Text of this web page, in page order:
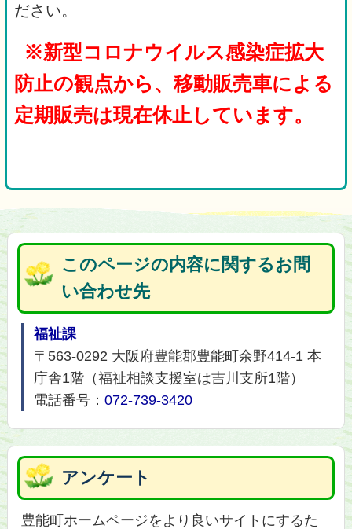
ださい。
※新型コロナウイルス感染症拡大
防止の観点から、移動販売車による
定期販売は現在休止しています。
このページの内容に関するお問
い合わせ先
福祉課
〒563-0292 大阪府豊能郡豊能町余野414-1 本
庁舎1階（福祉相談支援室は吉川支所1階）
電話番号：072-739-3420
アンケート
豊能町ホームページをより良いサイトにするた